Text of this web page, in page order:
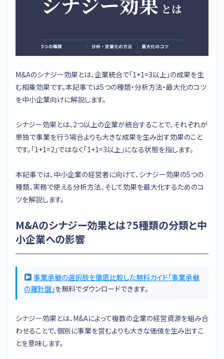
M&Aのシナジー効果とは、企業統合で「1+1=3以上」の成果を生
む相乗効果です。本記事では5つの種類・分析方法・最大化のコツ
を中小企業向けに解説します。
シナジー効果とは、2つ以上の企業が統合することで、それぞれが
単独で事業を行う場合よりも大きな成果を生み出す効果のこと
です。「1+1=2」ではなく「1+1=3以上」になる状態を指します。
本記事では、中小企業の経営者に向けて、シナジー効果の5つの
種類、実務で使える分析方法、そして効果を最大化するためのコ
ツを解説します。
M&Aのシナジー効果とは？5種類の分類と中
小企業への影響
事業承継の選択肢を徹底比較した無料ガイド「事業承継
の羅針盤」を無料でダウンロードできます。
シナジー効果とは、M&Aによって複数の企業の経営資源を組み合
わせることで、個別に事業を営むよりも大きな価値を生み出すこ
とを意味します。